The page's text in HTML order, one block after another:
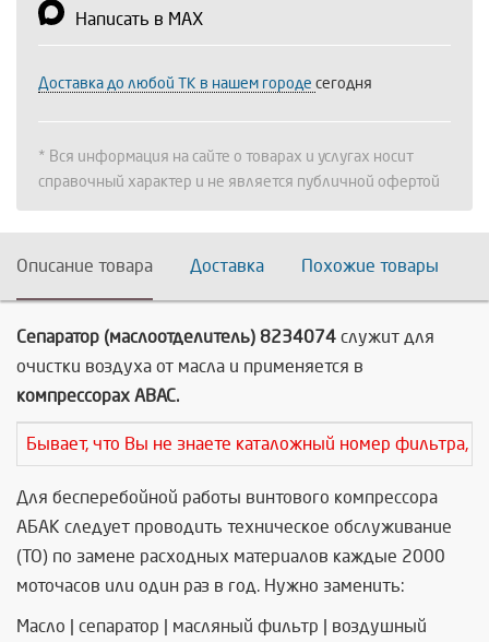
Написать в MAX
Доставка до любой ТК в нашем городе сегодня
* Вся информация на сайте о товарах и услугах носит
справочный характер и не является публичной офертой
Описание товара Доставка Похожие товары
Сепаратор (маслоотделитель) 8234074 служит для
очистки воздуха от масла и применяется в
компрессорах ABAC.
Бывает, что Вы не знаете каталожный номер фильтра,
Для бесперебойной работы винтового компрессора
АБАК следует проводить техническое обслуживание
(ТО) по замене расходных материалов каждые 2000
моточасов или один раз в год. Нужно заменить:
Масло | сепаратор | масляный фильтр | воздушный